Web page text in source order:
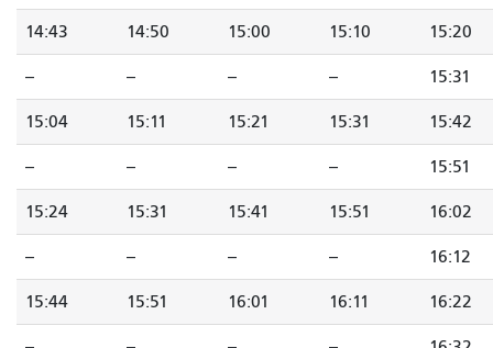
14:43 14:50 15:00 15:10 15:20
-- -- -- -- 15:31
15:04 15:11 15:21 15:31 15:42
-- -- -- -- 15:51
15:24 15:31 15:41 15:51 16:02
-- -- -- -- 16:12
15:44 15:51 16:01 16:11 16:22